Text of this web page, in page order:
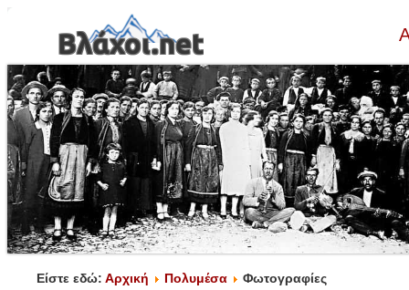
Είστε εδώ: Αρχική Πολυμέσα Φωτογραφίες